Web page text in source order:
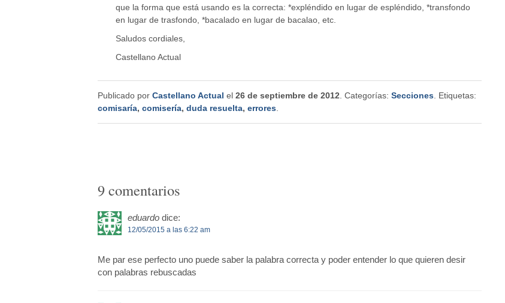
que la forma que está usando es la correcta: *expléndido en lugar de espléndido, *transfondo
en lugar de trasfondo, *bacalado en lugar de bacalao, etc.
Saludos cordiales,
Castellano Actual
Publicado por Castellano Actual el 26 de septiembre de 2012 . Categorías: Secciones. Etiquetas:
comisaría, comisería, duda resuelta, errores.
9 comentarios
eduardo dice:
12/05/2015 a las 6:22 am
Me par ese perfecto uno puede saber la palabra correcta y poder entender lo que quieren desir
con palabras rebuscadas